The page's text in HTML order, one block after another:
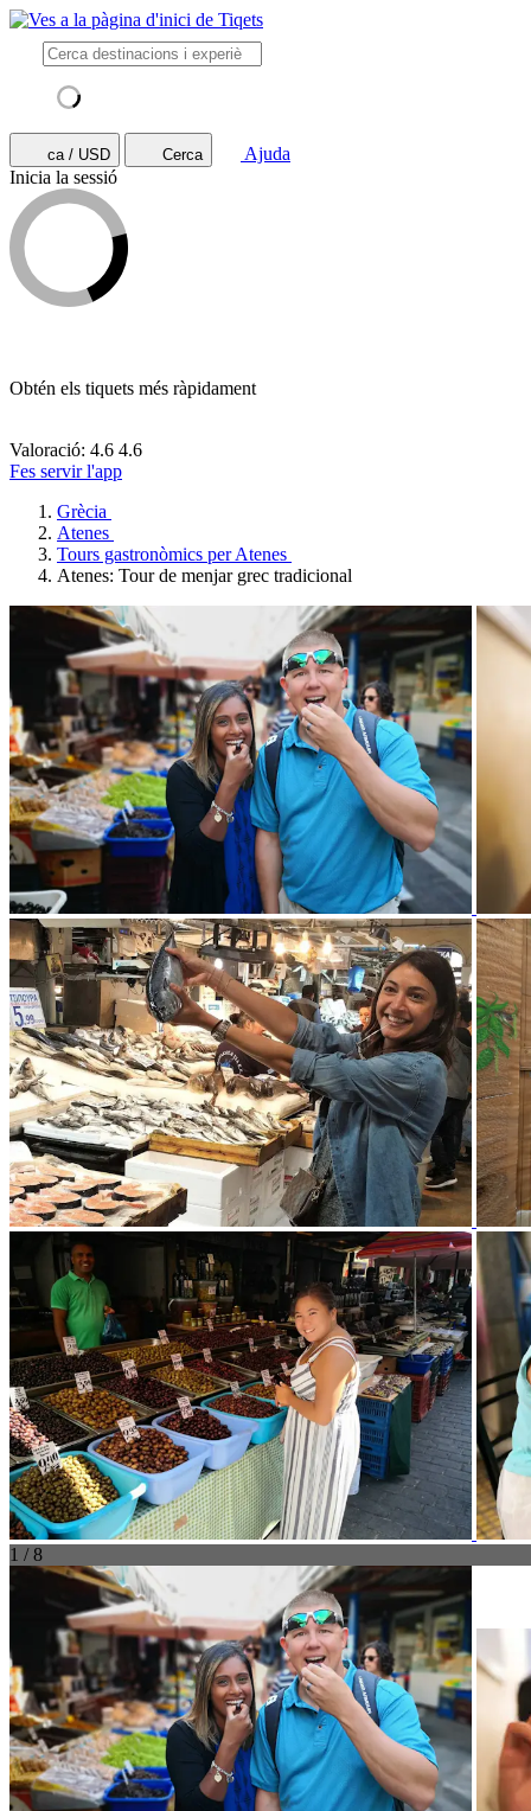
ca / USD Cerca
Ajuda
Inicia la sessió
Obtén els tiquets més ràpidament
Valoració: 4.6 4.6
Fes servir l'app
Grècia
Atenes
Tours gastronòmics per Atenes
Atenes: Tour de menjar grec tradicional
1 / 8